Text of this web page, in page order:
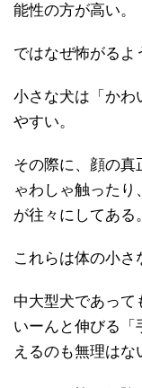
能性の方が高い。
ではなぜ怖がるよ
小さな犬は「かわ
やすい。
その際に、顔の真
ゃわしゃ触ったり
が往々にしてある。
これらは体の小さ
中大型犬であって
いーんと伸びる「
えるのも無理はな